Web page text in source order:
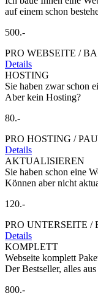
auf einem schon
500.-
PRO WEBSEITE /
Details
HOSTING
Sie haben zwar schon
Aber kein Hosting?
80.-
PRO HOSTING /
Details
AKTUALISIEREN
Sie haben schon eine
Können aber nicht
120.-
PRO UNTERSEITE /
Details
KOMPLETT
Webseite komplett
Der Bestseller, alles
800.-